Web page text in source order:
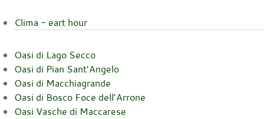
Clima - eart hour
Oasi di Lago Secco
Oasi di Pian Sant’Angelo
Oasi di Macchiagrande
Oasi di Bosco Foce dell’Arrone
Oasi Vasche di Maccarese